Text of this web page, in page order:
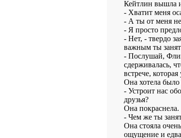
Кейтлин вышла
- Хватит меня
- А ты от меня
- Я просто
- Нет, - твердо
важным ты
- Послушай,
сдерживалась,
встрече,
Она хотела было
- Устроит нас
друзья?
Она покраснела.
- Чем же ты
Она стояла
ощущение и едва